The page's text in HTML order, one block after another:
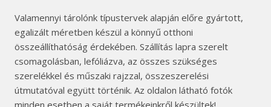
Valamennyi tárolónk típustervek alapján előre gyártott,
egalizált méretben készül a könnyű otthoni
összeállíthatóság érdekében. Szállítás lapra szerelt
csomagolásban, lefóliázva, az összes szükséges
szerelékkel és műszaki rajzzal, összeszerelési
útmutatóval együtt történik. Az oldalon látható fotók
minden esetben a saját termékeinkről készültek!